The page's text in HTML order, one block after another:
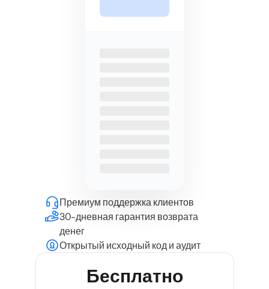
Премиум поддержка клиентов
30-дневная гарантия возврата
денег
Открытый исходный код и аудит
Бесплатно